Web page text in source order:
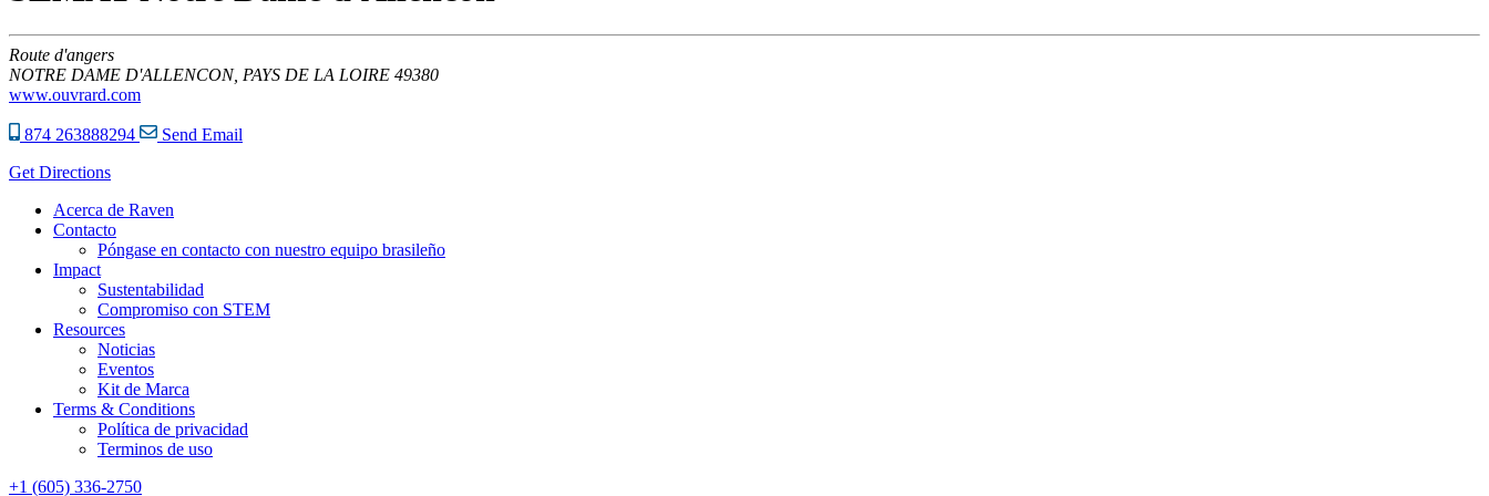
Route d'angers
NOTRE DAME D'ALLENCON, PAYS DE LA LOIRE 49380
www.ouvrard.com
874 263888294
Send Email
Get Directions
Acerca de Raven
Contacto
Póngase en contacto con nuestro equipo brasileño
Impact
Sustentabilidad
Compromiso con STEM
Resources
Noticias
Eventos
Kit de Marca
Terms & Conditions
Política de privacidad
Terminos de uso
+1 (605) 336-2750